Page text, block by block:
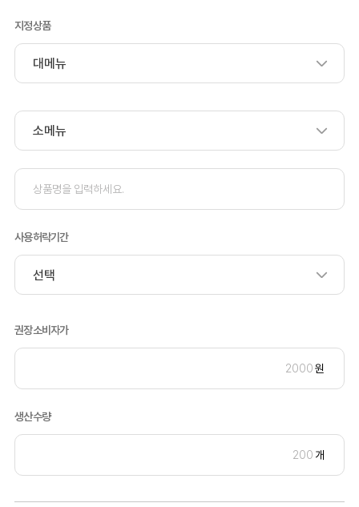
지정상품
사용허락기간
권장소비자가
원
생산수량
개